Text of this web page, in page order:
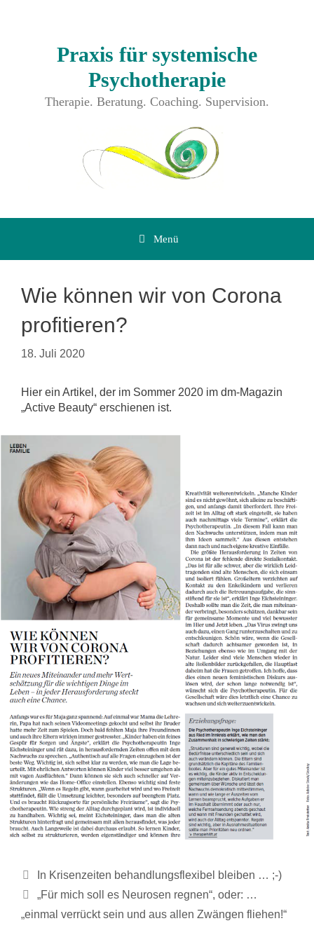
Praxis für systemische
Psychotherapie
Therapie. Beratung. Coaching. Supervision.
Menü
Wie können wir von Corona
profitieren?
18. Juli 2020
Hier ein Artikel, der im Sommer 2020 im dm-Magazin
„Active Beauty“ erschienen ist.
In Krisenzeiten behandlungsflexibel bleiben … ;-)
„Für mich soll es Neurosen regnen“, oder: …
„einmal verrückt sein und aus allen Zwängen fliehen!“